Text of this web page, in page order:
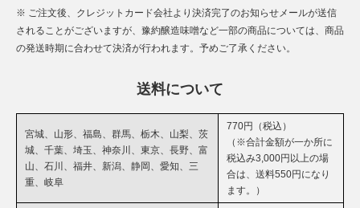
※ ご注文後、クレジットカード会社より決済完了のお知らせメールが送信
されることがございますが、豫約醸造味噌など一部の商品については、商品
の発送時期に合わせて決済が行われます。予めご了承ください。
送料について
宮城、山形、福島、群馬、栃木、山梨、茨
城、千葉、埼玉、神奈川、東京、長野、富
山、石川、福井、新潟、静岡、愛知、三
重、岐阜
770円（税込）
（※合計金額が一か所に
税込み3,000円以上の場
合は、送料550円になり
ます。）